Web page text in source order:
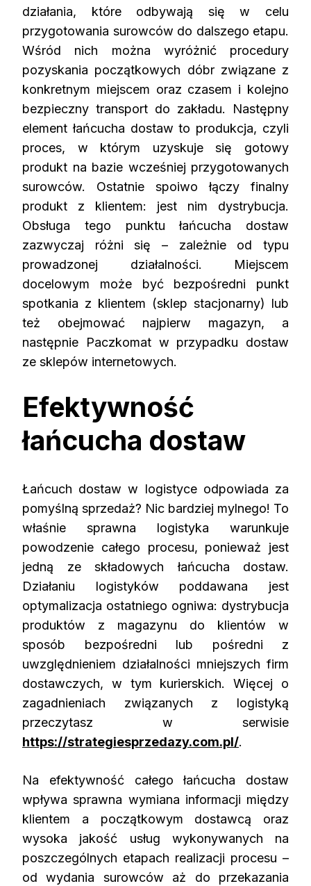
działania, które odbywają się w celu
przygotowania surowców do dalszego etapu.
Wśród nich można wyróżnić procedury
pozyskania początkowych dóbr związane z
konkretnym miejscem oraz czasem i kolejno
bezpieczny transport do zakładu. Następny
element łańcucha dostaw to produkcja, czyli
proces, w którym uzyskuje się gotowy
produkt na bazie wcześniej przygotowanych
surowców. Ostatnie spoiwo łączy finalny
produkt z klientem: jest nim dystrybucja.
Obsługa tego punktu łańcucha dostaw
zazwyczaj różni się – zależnie od typu
prowadzonej działalności. Miejscem
docelowym może być bezpośredni punkt
spotkania z klientem (sklep stacjonarny) lub
też obejmować najpierw magazyn, a
następnie Paczkomat w przypadku dostaw
ze sklepów internetowych.
Efektywność
łańcucha dostaw
Łańcuch dostaw w logistyce odpowiada za
pomyślną sprzedaż? Nic bardziej mylnego! To
właśnie sprawna logistyka warunkuje
powodzenie całego procesu, ponieważ jest
jedną ze składowych łańcucha dostaw.
Działaniu logistyków poddawana jest
optymalizacja ostatniego ogniwa: dystrybucja
produktów z magazynu do klientów w
sposób bezpośredni lub pośredni z
uwzględnieniem działalności mniejszych firm
dostawczych, w tym kurierskich. Więcej o
zagadnieniach związanych z logistyką
przeczytasz w serwisie
https://strategiesprzedazy.com.pl/.
Na efektywność całego łańcucha dostaw
wpływa sprawna wymiana informacji między
klientem a początkowym dostawcą oraz
wysoka jakość usług wykonywanych na
poszczególnych etapach realizacji procesu –
od wydania surowców aż do przekazania